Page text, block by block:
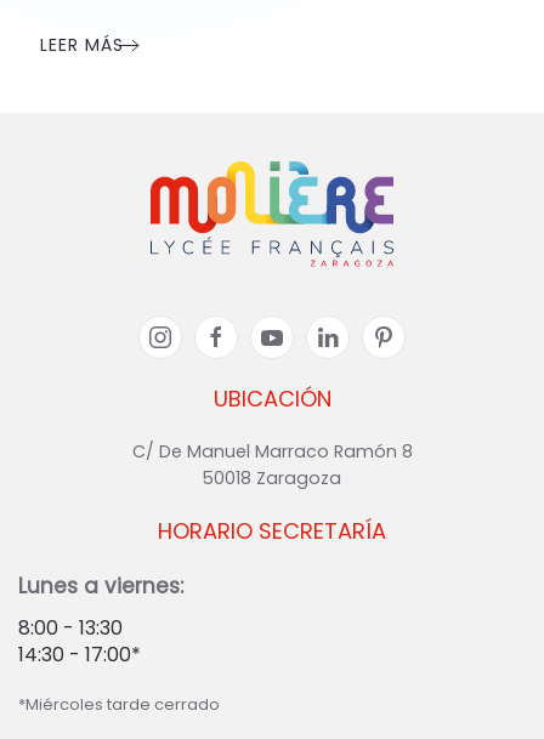
LEER MÁS
UBICACIÓN
C/ De Manuel Marraco Ramón 8
50018 Zaragoza
HORARIO SECRETARÍA
Lunes a viernes:
8:00 - 13:30
14:30 - 17:00*
*Miércoles tarde cerrado